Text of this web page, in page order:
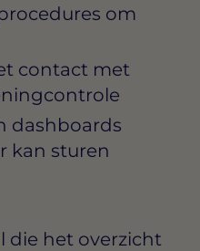
om
contact met
dashboards
kan sturen
die het overzicht